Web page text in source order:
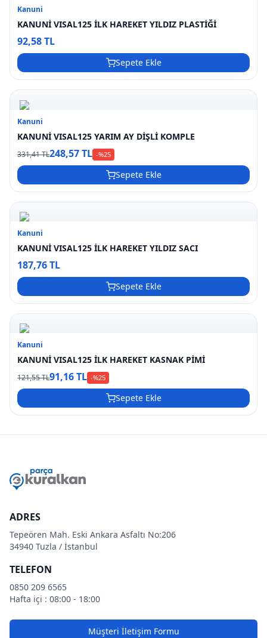
Kanuni
KANUNİ VISAL125 İLK HAREKET YILDIZ PLASTİĞİ
92,58 TL
Sepete Ekle
Kanuni
KANUNİ VISAL125 YARIM AY DİŞLİ KOMPLE
331,41 TL248,57 TL -%25
Sepete Ekle
Kanuni
KANUNİ VISAL125 İLK HAREKET YILDIZ SACI
187,76 TL
Sepete Ekle
Kanuni
KANUNİ VISAL125 İLK HAREKET KASNAK PİMİ
121,55 TL91,16 TL -%25
Sepete Ekle
ADRES
Tepeören Mah. Eski Ankara Asfaltı No:206
34940 Tuzla / İstanbul
TELEFON
0850 209 6565
Hafta içi : 08:00 - 18:00
Müşteri İletişim Formu